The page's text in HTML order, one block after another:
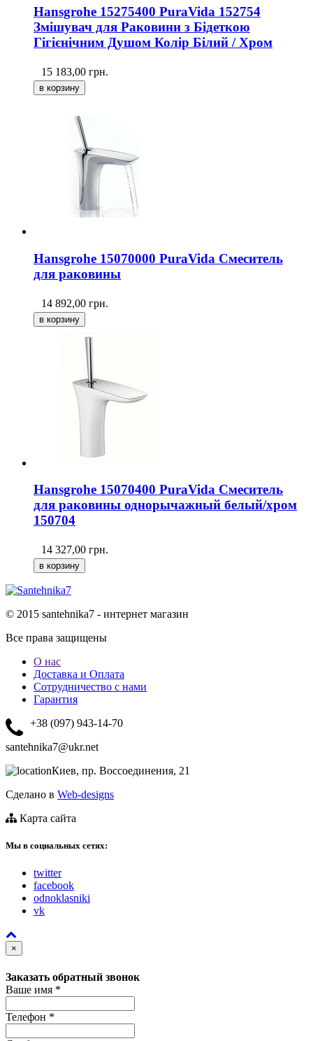
Hansgrohe 15275400 PuraVida 152754
Змішувач для Раковини з Бідеткою
Гігієнічним Душом Колір Білий / Хром
15 183,00 грн.
Hansgrohe 15070000 PuraVida Смеситель
для раковины
14 892,00 грн.
Hansgrohe 15070400 PuraVida Смеситель
для раковины однорычажный белый/хром
150704
14 327,00 грн.
© 2015 santehnika7 - интернет магазин
Все права защищены
О нас
Доставка и Оплата
Сотрудничество с нами
Гарантия
+38 (097) 943-14-70
santehnika7@ukr.net
Киев, пр. Воссоединения, 21
Сделано в Web-designs
Карта сайта
Мы в социальных сетях:
twitter
facebook
odnoklasniki
vk
×
Заказать обратный звонок
Ваше имя *
Телефон *